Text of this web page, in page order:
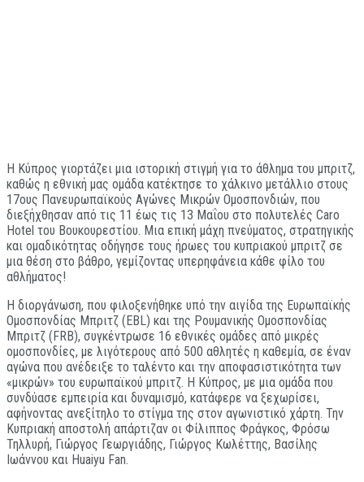
Η Κύπρος γιορτάζει μια ιστορική στιγμή για το άθλημα του μπριτζ,
καθώς η εθνική μας ομάδα κατέκτησε το χάλκινο μετάλλιο στους
17ους Πανευρωπαϊκούς Αγώνες Μικρών Ομοσπονδιών, που
διεξήχθησαν από τις 11 έως τις 13 Μαΐου στο πολυτελές Caro
Hotel του Βουκουρεστίου. Μια επική μάχη πνεύματος, στρατηγικής
και ομαδικότητας οδήγησε τους ήρωες του κυπριακού μπριτζ σε
μια θέση στο βάθρο, γεμίζοντας υπερηφάνεια κάθε φίλο του
αθλήματος!
Η διοργάνωση, που φιλοξενήθηκε υπό την αιγίδα της Ευρωπαϊκής
Ομοσπονδίας Μπριτζ (EBL) και της Ρουμανικής Ομοσπονδίας
Μπριτζ (FRB), συγκέντρωσε 16 εθνικές ομάδες από μικρές
ομοσπονδίες, με λιγότερους από 500 αθλητές η καθεμία, σε έναν
αγώνα που ανέδειξε το ταλέντο και την αποφασιστικότητα των
«μικρών» του ευρωπαϊκού μπριτζ. Η Κύπρος, με μια ομάδα που
συνδύασε εμπειρία και δυναμισμό, κατάφερε να ξεχωρίσει,
αφήνοντας ανεξίτηλο το στίγμα της στον αγωνιστικό χάρτη. Την
Κυπριακή αποστολή απάρτιζαν οι Φίλιππος Φράγκος, Φρόσω
Τηλλυρή, Γιώργος Γεωργιάδης, Γιώργος Κωλέττης, Βασίλης
Ιωάννου και Huaiyu Fan.